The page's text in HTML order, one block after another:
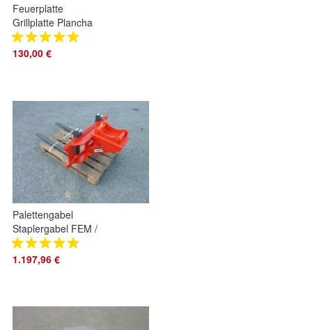
Feuerplatte
Grillplatte Plancha
100cm 5mm
Kugelgrill Rundgrill
130,00 €
Palettengabel
Staplergabel FEM /
ISO 2 passend für
MS01 Symlock
1.197,96 €